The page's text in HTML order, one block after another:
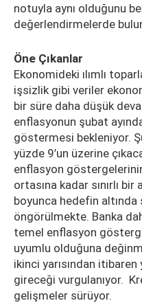
notuyla aynı olduğunu
değerlendirmelerde
Öne Çıkanlar
Ekonomideki ılımlı
işsizlik gibi veriler
bir süre daha düşük
enflasyonun şubat
göstermesi bekleniyor.
yüzde 9’un üzerine
enflasyon
ortasına kadar sınırlı
boyunca hedefin
öngörülmekte. Banka
temel enflasyon
uyumlu olduğuna
ikinci yarısından
gireceği vurgulanıyor.
gelişmeler sürüyor.